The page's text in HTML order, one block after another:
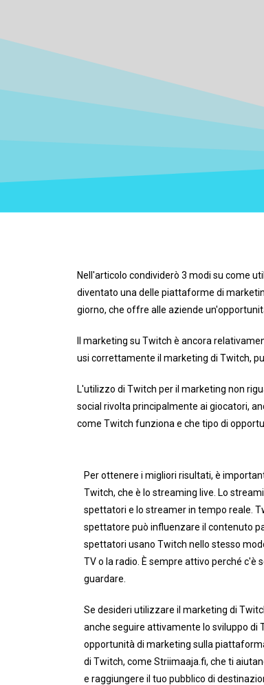
Nell'articolo condividerò 3 modi su come
diventato una delle piattaforme di
giorno, che offre alle aziende
Il marketing su Twitch è ancora
usi correttamente il marketing di Twitch,
L'utilizzo di Twitch per il marketing non
social rivolta principalmente ai giocatori,
come Twitch funziona e che tipo di
Per ottenere i migliori risultati, è
Twitch, che è lo streaming live. Lo
spettatori e lo streamer in tempo reale.
spettatore può influenzare il contenuto
spettatori usano Twitch nello stesso
TV o la radio. È sempre attivo perché c'è
guardare.
Se desideri utilizzare il marketing di
anche seguire attivamente lo sviluppo di
opportunità di marketing sulla
di Twitch, come Striimaaja.fi, che ti
e raggiungere il tuo pubblico di